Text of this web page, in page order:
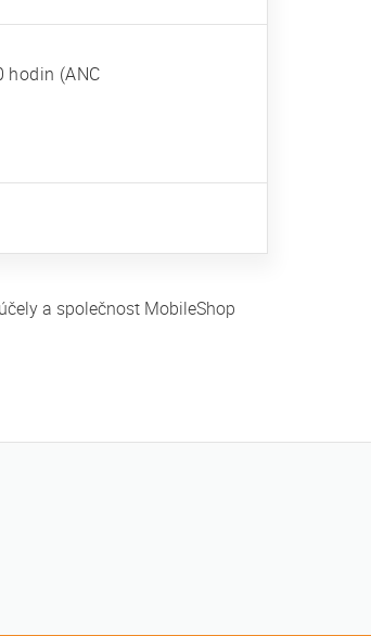
hodin (ANC
a společnost MobileShop